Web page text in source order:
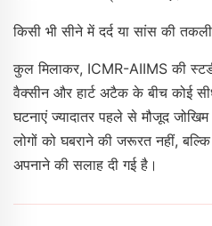
किसी भी सीने में दर्द या सांस की
कुल मिलाकर, ICMR-AIIMS की
वैक्सीन और हार्ट अटैक के बीच कोई
घटनाएं ज्यादातर पहले से मौजूद
लोगों को घबराने की जरूरत नहीं,
अपनाने की सलाह दी गई है।